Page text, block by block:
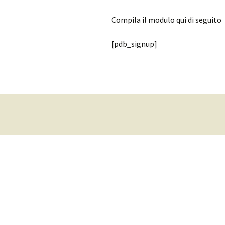
Compila il modulo qui di seguito
[pdb_signup]